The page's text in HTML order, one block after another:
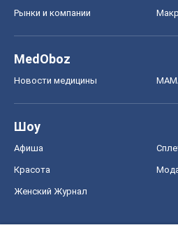
Рынки и компании
MedOboz
Новости медицины
Шоу
Афиша
Красота
Женский Журнал